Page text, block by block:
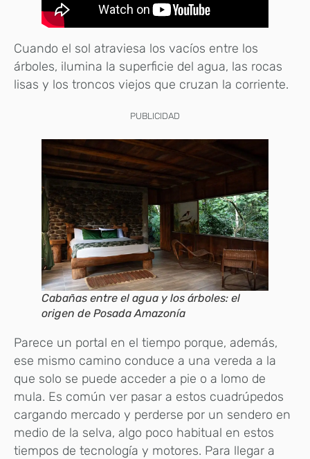
Cuando el sol atraviesa los vacíos entre los
árboles, ilumina la superficie del agua, las rocas
lisas y los troncos viejos que cruzan la corriente.
PUBLICIDAD
Cabañas entre el agua y los árboles: el
origen de Posada Amazonía
Parece un portal en el tiempo porque, además,
ese mismo camino conduce a una vereda a la
que solo se puede acceder a pie o a lomo de
mula. Es común ver pasar a estos cuadrúpedos
cargando mercado y perderse por un sendero en
medio de la selva, algo poco habitual en estos
tiempos de tecnología y motores. Para llegar a